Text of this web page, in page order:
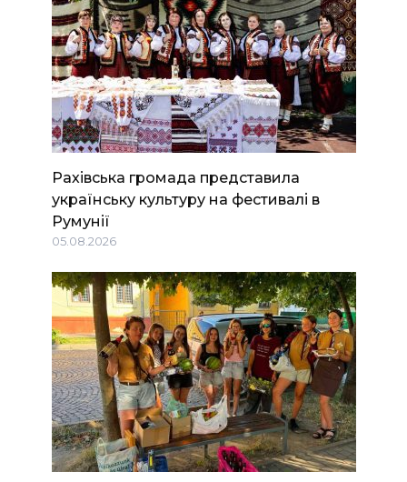
Рахівська громада представила
українську культуру на фестивалі в
Румунії
05.08.2026